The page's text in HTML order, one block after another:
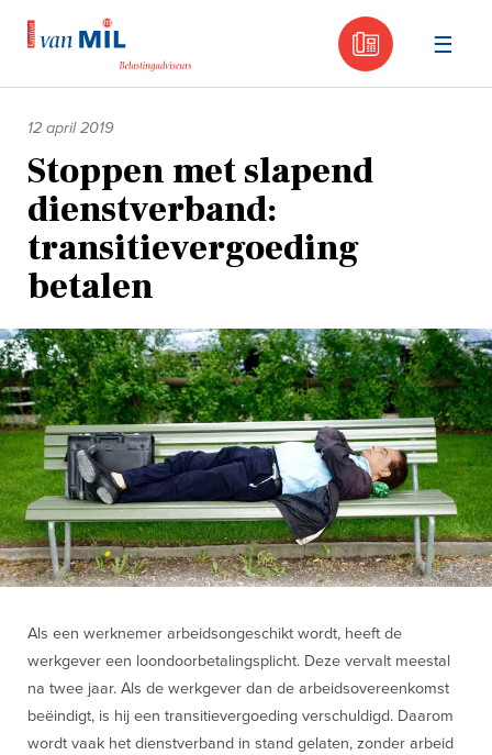
030 -
inhoud
12 april 2019
Stoppen met slapend
dienstverband:
transitievergoeding
betalen
Als een werknemer arbeidsongeschikt wordt, heeft de
werkgever een loondoorbetalingsplicht. Deze vervalt meestal
na twee jaar. Als de werkgever dan de arbeidsovereenkomst
beëindigt, is hij een transitievergoeding verschuldigd. Daarom
wordt vaak het dienstverband in stand gelaten, zonder arbeid